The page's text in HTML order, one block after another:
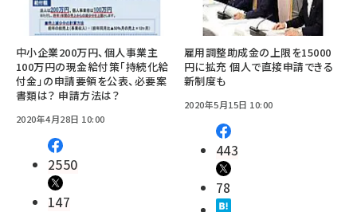
中小企業200万円、個人事業主
100万円の現金給付策「持続化給
付金」の申請要領を公表、必要案
書類は？ 申請方法は？
2020年4月28日 10:00
2550
147
雇用調整助成金の上限を15000
円に拡充 個人で直接申請できる
新制度も
2020年5月15日 10:00
443
78